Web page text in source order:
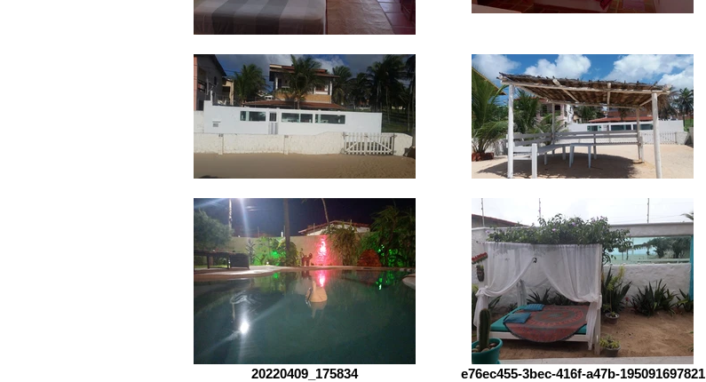
20220409_175834 e76ec455-3bec-416f-a47b-195091697821